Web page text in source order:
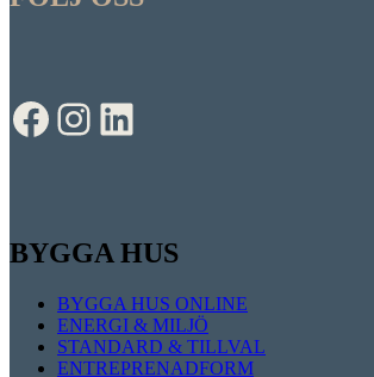
Facebook
Instagram
LinkedIn
BYGGA HUS
BYGGA HUS ONLINE
ENERGI & MILJÖ
STANDARD & TILLVAL
ENTREPRENADFORM